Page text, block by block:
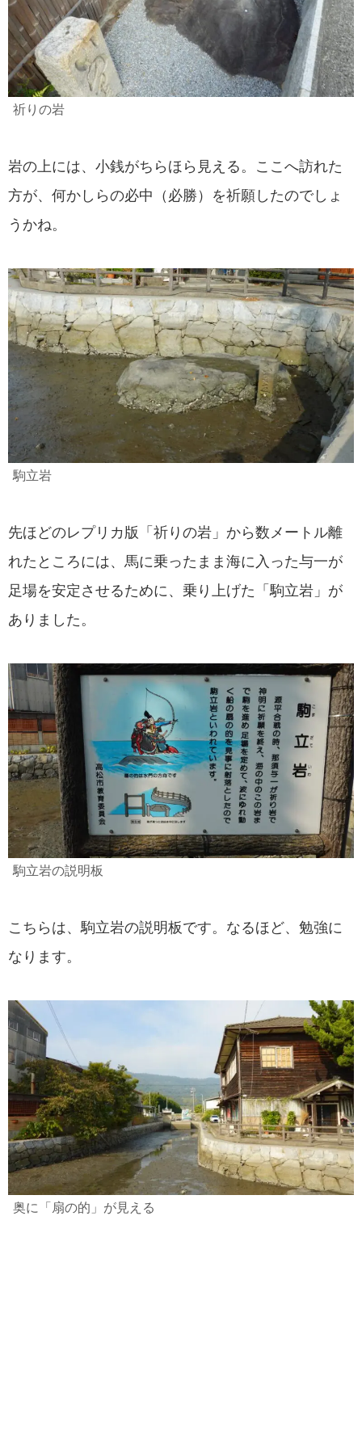
祈りの岩
岩の上には、小銭がちらほら見える。ここへ訪れた
方が、何かしらの必中（必勝）を祈願したのでしょ
うかね。
駒立岩
先ほどのレプリカ版「祈りの岩」から数メートル離
れたところには、馬に乗ったまま海に入った与一が
足場を安定させるために、乗り上げた「駒立岩」が
ありました。
駒立岩の説明板
こちらは、駒立岩の説明板です。なるほど、勉強に
なります。
奥に「扇の的」が見える